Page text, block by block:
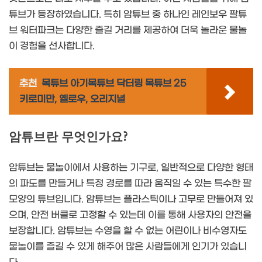
튜브가 등장하였습니다. 특히 암튜브 중 하나인 레인보우 팔튜
브 워터파크는 다양한 즐길 거리를 제공하여 더욱 놀라운 물놀
이 경험을 선사합니다.
추천 목튜브 아기목튜브 닥터링 목튜브 25
키로미만, 옐로우, 오리지널
암튜브란 무엇인가요?
암튜브는 물놀이에서 사용하는 기구로, 일반적으로 다양한 형태
의 파도를 만들거나 특정 경로를 따라 움직일 수 있는 특수한 팔
모양의 튜브입니다. 암튜브는 플라스틱이나 고무로 만들어져 있
으며, 안전 버클로 고정할 수 있는데 이를 통해 사용자의 안전을
보장합니다. 암튜브는 수영을 할 수 없는 어린이나 비수영자도
물놀이를 즐길 수 있게 해주어 많은 사람들에게 인기가 있습니